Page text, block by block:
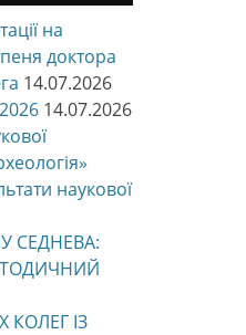
на
доктора
14.07.2026
14.07.2026
наукової
СЕДНЕВА:
ІЗ